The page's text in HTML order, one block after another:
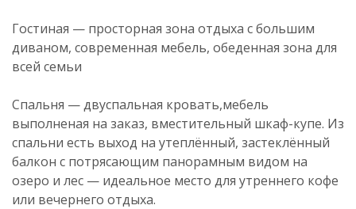
Гостиная — просторная зона отдыха с большим
диваном, современная мебель, обеденная зона для
всей семьи
Спальня — двуспальная кровать,мебель
выполненая на заказ, вместительный шкаф-купе. Из
спальни есть выход на утеплённый, застеклённый
балкон с потрясающим панорамным видом на
озеро и лес — идеальное место для утреннего кофе
или вечернего отдыха.